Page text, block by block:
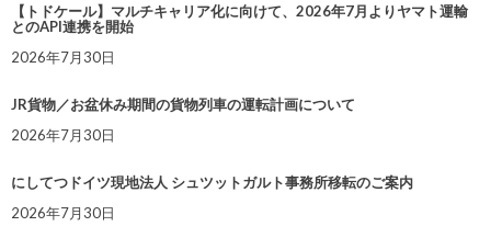
【トドケール】マルチキャリア化に向けて、2026年7月よりヤマト運輸
とのAPI連携を開始
2026年7月30日
JR貨物／お盆休み期間の貨物列車の運転計画について
2026年7月30日
にしてつドイツ現地法人 シュツットガルト事務所移転のご案内
2026年7月30日